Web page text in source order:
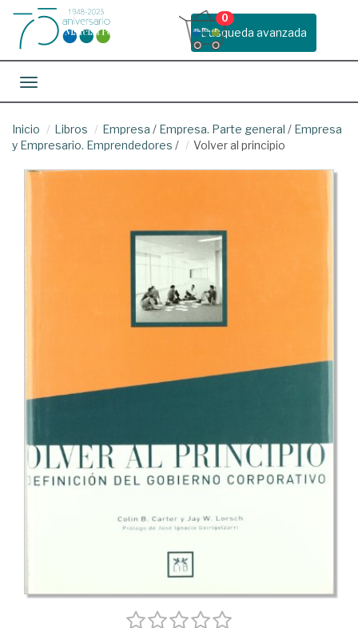
Busqueda avanzada
0
Toggle navigation
Inicio Libros Empresa / Empresa. Parte general / Empresa
y Empresario. Emprendedores / Volver al principio